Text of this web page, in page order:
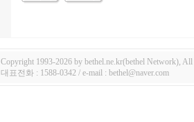
Copyright 1993-2026 by bethel.ne.kr(bethel Network), All
대표전화 : 1588-0342 / e-mail : bethel@naver.com